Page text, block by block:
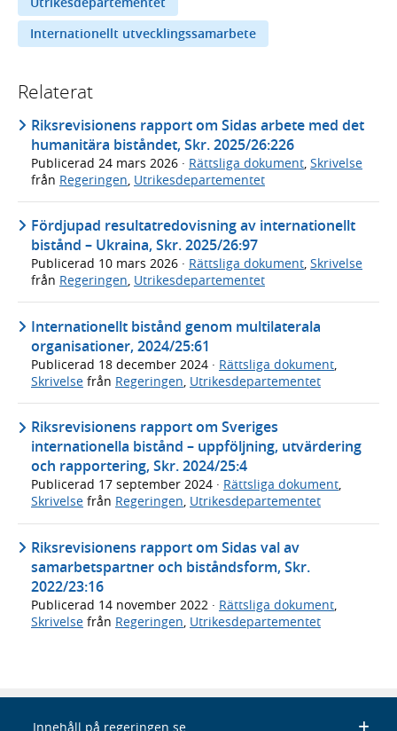
Internationellt utvecklingssamarbete
Relaterat
Riksrevisionens rapport om Sidas arbete med det
humanitära biståndet, Skr. 2025/26:226
Publicerad 24 mars 2026 · Rättsliga dokument Skrivelse
från Regeringen Utrikesdepartementet
Fördjupad resultatredovisning av internationellt
bistånd – Ukraina, Skr. 2025/26:97
Publicerad 10 mars 2026 · Rättsliga dokument, Skrivelse
från Regeringen, Utrikesdepartementet
Internationellt bistånd genom multilaterala
organisationer, 2024/25:61
Publicerad 18 december 2024 · Rättsliga dokument,
Skrivelse från Regeringen, Utrikesdepartementet
Riksrevisionens rapport om Sveriges
internationella bistånd – uppföljning, utvärdering
och rapportering, Skr. 2024/25:4
Publicerad 17 september 2024 · Rättsliga dokument,
Skrivelse från Regeringen, Utrikesdepartementet
Riksrevisionens rapport om Sidas val av
samarbetspartner och biståndsform, Skr.
2022/23:16
Publicerad 14 november 2022 · Rättsliga dokument,
Skrivelse från Regeringen, Utrikesdepartementet
Innehåll på regeringen.se